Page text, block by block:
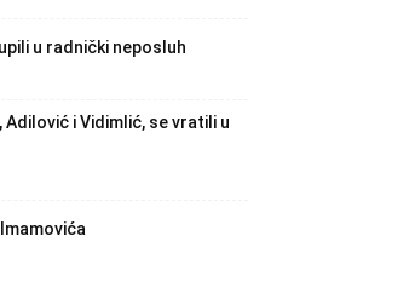
u radnički neposluh
Adilović i Vidimlić, se vratili u